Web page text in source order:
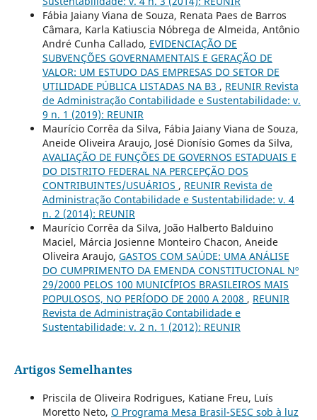
Fábia Jaiany Viana de Souza, Renata Paes de Barros
Câmara, Karla Katiuscia Nóbrega de Almeida, Antônio
André Cunha Callado, EVIDENCIAÇÃO DE
SUBVENÇÕES GOVERNAMENTAIS E GERAÇÃO DE
VALOR: UM ESTUDO DAS EMPRESAS DO SETOR DE
UTILIDADE PÚBLICA LISTADAS NA B3 , REUNIR Revista
de Administração Contabilidade e Sustentabilidade: v.
9 n. 1 (2019): REUNIR
Maurício Corrêa da Silva, Fábia Jaiany Viana de Souza,
Aneide Oliveira Araujo, José Dionísio Gomes da Silva,
AVALIAÇÃO DE FUNÇÕES DE GOVERNOS ESTADUAIS E
DO DISTRITO FEDERAL NA PERCEPÇÃO DOS
CONTRIBUINTES/USUÁRIOS , REUNIR Revista de
Administração Contabilidade e Sustentabilidade: v. 4
n. 2 (2014): REUNIR
Maurício Corrêa da Silva, João Halberto Balduino
Maciel, Márcia Josienne Monteiro Chacon, Aneide
Oliveira Araujo, GASTOS COM SAÚDE: UMA ANÁLISE
DO CUMPRIMENTO DA EMENDA CONSTITUCIONAL Nº
29/2000 PELOS 100 MUNICÍPIOS BRASILEIROS MAIS
POPULOSOS, NO PERÍODO DE 2000 A 2008 , REUNIR
Revista de Administração Contabilidade e
Sustentabilidade: v. 2 n. 1 (2012): REUNIR
Artigos Semelhantes
Priscila de Oliveira Rodrigues, Katiane Freu, Luís
Moretto Neto, O Programa Mesa Brasil-SESC sob à luz